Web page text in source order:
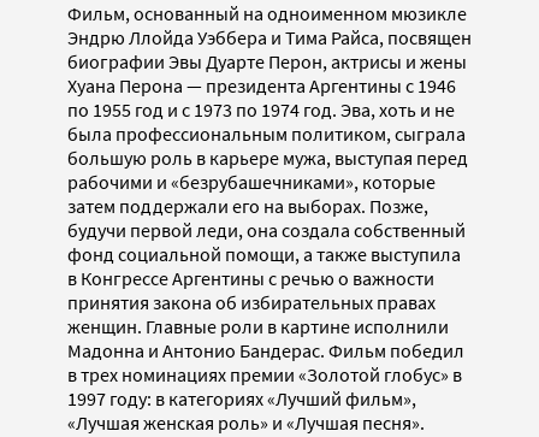
Фильм, основанный на одноименном мюзикле
Эндрю Ллойда Уэббера и Тима Райса, посвящен
биографии Эвы Дуарте Перон, актрисы и жены
Хуана Перона — президента Аргентины с 1946
по 1955 год и с 1973 по 1974 год. Эва, хоть и не
была профессиональным политиком, сыграла
большую роль в карьере мужа, выступая перед
рабочими и «безрубашечниками», которые
затем поддержали его на выборах. Позже,
будучи первой леди, она создала собственный
фонд социальной помощи, а также выступила
в Конгрессе Аргентины с речью о важности
принятия закона об избирательных правах
женщин. Главные роли в картине исполнили
Мадонна и Антонио Бандерас. Фильм победил
в трех номинациях премии «Золотой глобус» в
1997 году: в категориях «Лучший фильм»,
«Лучшая женская роль» и «Лучшая песня».